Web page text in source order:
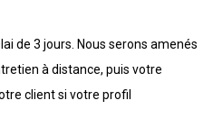
de 3 jours. Nous serons amenés
à distance, puis votre
client si votre profil